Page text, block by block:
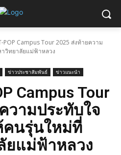
POP Campus Tour 2025 ส่งท้ายความ
วิทยาลัยแม่ฟ้าหลวง
ข่าวประชาสัมพันธ์ ข่าวแนะนำ
Campus Tour
วามประทับใจ
คนรุ่นใหม่ที่
ยแม่ฟ้าหลวง